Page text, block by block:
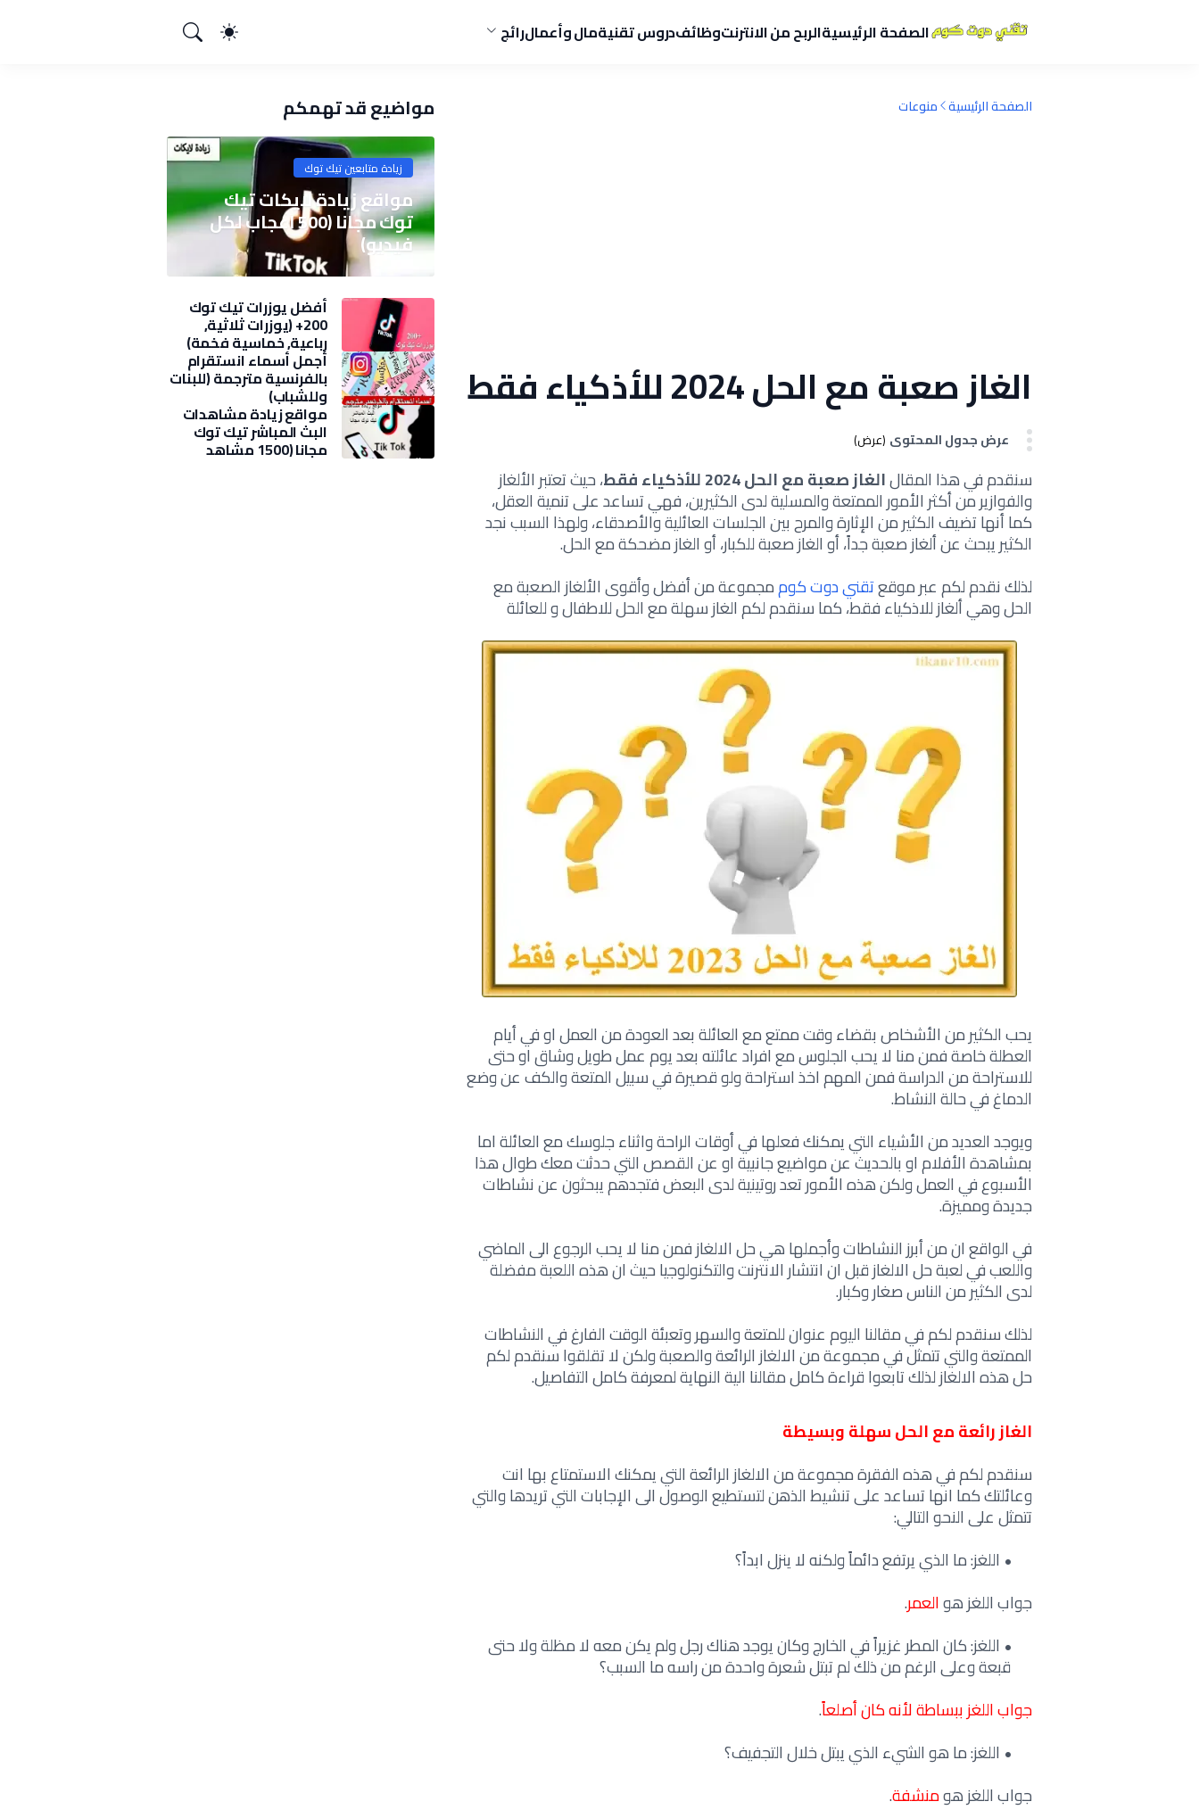
الصفحة الرئيسيةالربح من الانترنتوظائفدروس تقنيةمال وأعمالرائج
الصفحة الرئيسية منوعات
الغاز صعبة مع الحل 2024 للأذكياء فقط
عرض جدول المحتوى (عرض)
سنقدم في هذا المقالالغاز صعبة مع الحل 2024 للأذكياء فقط ، حيث تعتبر الألغاز
والفوازير من أكثر الأمور الممتعة والمسلية لدى الكثيرين، فهي تساعد على تنمية العقل،
كما أنها تضيف الكثير من الإثارة والمرح بين الجلسات العائلية والأصدقاء، ولهذا السبب نجد
الكثير يبحث عن ألغاز صعبة جداً، أو الغاز صعبة للكبار، أو الغاز مضحكة مع الحل.
لذلك نقدم لكم عبر موقعتقني دوت كوممجموعة من أفضل وأقوى الألغاز الصعبة مع
الحل وهي ألغاز للاذكياء فقط، كما سنقدم لكم الغاز سهلة مع الحل للاطفال و للعائلة
يحب الكثير من الأشخاص بقضاء وقت ممتع مع العائلة بعد العودة من العمل او في أيام
العطلة خاصة فمن منا لا يحب الجلوس مع افراد عائلته بعد يوم عمل طويل وشاق او حتى
للاستراحة من الدراسة فمن المهم اخذ استراحة ولو قصيرة في سبيل المتعة والكف عن وضع
الدماغ في حالة النشاط.
ويوجد العديد من الأشياء التي يمكنك فعلها في أوقات الراحة واثناء جلوسك مع العائلة اما
بمشاهدة الأفلام او بالحديث عن مواضيع جانبية او عن القصص التي حدثت معك طوال هذا
الأسبوع في العمل ولكن هذه الأمور تعد روتينية لدى البعض فتجدهم يبحثون عن نشاطات
جديدة ومميزة.
في الواقع ان من أبرز النشاطات وأجملها هي حل الالغاز فمن منا لا يحب الرجوع الى الماضي
واللعب في لعبة حل الالغاز قبل ان انتشار الانترنت والتكنولوجيا حيث ان هذه اللعبة مفضلة
لدى الكثير من الناس صغار وكبار.
لذلك سنقدم لكم في مقالنا اليوم عنوان للمتعة والسهر وتعبئة الوقت الفارغ في النشاطات
الممتعة والتي تتمثل في مجموعة من الالغاز الرائعة والصعبة ولكن لا تقلقوا سنقدم لكم
حل هذه الالغاز لذلك تابعوا قراءة كامل مقالنا الية النهاية لمعرفة كامل التفاصيل.
الغاز رائعة مع الحل سهلة وبسيطة
سنقدم لكم في هذه الفقرة مجموعة من الالغاز الرائعة التي يمكنك الاستمتاع بها انت
وعائلتك كما انها تساعد على تنشيط الذهن لتستطيع الوصول الى الإجابات التي تريدها والتي
تتمثل على النحو التالي:
اللغز: ما الذي يرتفع دائماً ولكنه لا ينزل ابداً؟
جواب اللغز هوالعمر.
اللغز: كان المطر غزيراً في الخارج وكان يوجد هناك رجل ولم يكن معه لا مظلة ولا حتى
قبعة وعلى الرغم من ذلك لم تبتل شعرة واحدة من راسه ما السبب؟
جواب اللغز ببساطة لأنه كان أصلعاً.
اللغز: ما هو الشيء الذي يبتل خلال التجفيف؟
جواب اللغز هومنشفة.
مواضيع قد تهمكم
زيادة متابعين تيك توك
مواقع زيادة لايكات تيك
توك مجانا (500 اعجاب لكل
فيديو)
أفضل يوزرات تيك توك
200+ (يوزرات ثلاثية,
رباعية, خماسية فخمة)
2025
أجمل أسماء انستقرام
بالفرنسية مترجمة (للبنات
وللشباب)
مواقع زيادة مشاهدات
البث المباشر تيك توك
مجانا (1500 مشاهد